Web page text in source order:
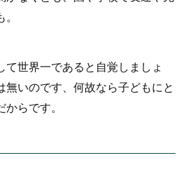
て世界一であると自覚しましょ
無いのです、何故なら子どもにと
らです。